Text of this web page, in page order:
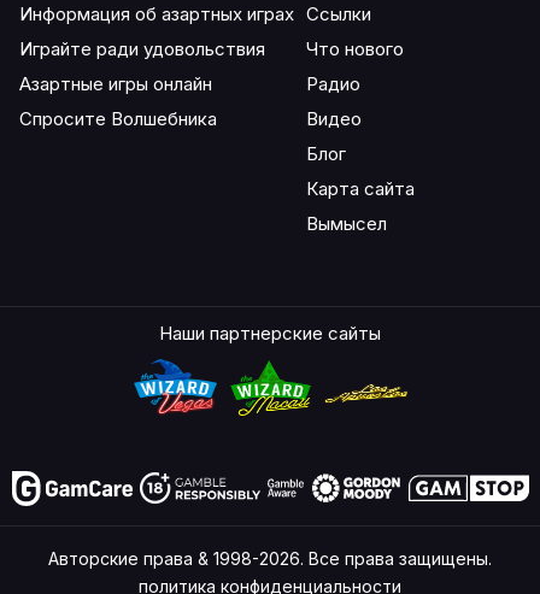
Информация об азартных играх
Играйте ради удовольствия
Азартные игры онлайн
Спросите Волшебника
Ссылки
Что нового
Радио
Видео
Блог
Карта сайта
Вымысел
Наши партнерские сайты
Авторские права & 1998-2026. Все права защищены.
политика конфиденциальности